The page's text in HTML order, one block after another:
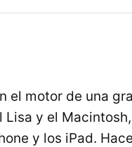
el motor de una
y el
y los iPad.